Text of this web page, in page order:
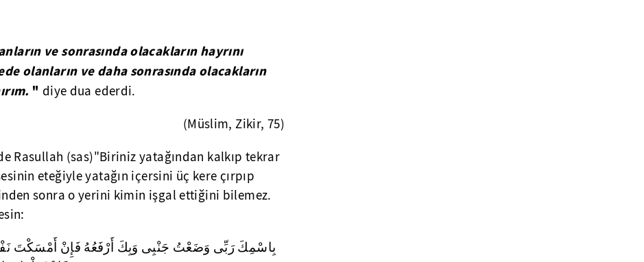
ve sonrasında olacakların hayrını
olanların ve daha sonrasında olacakların
" diye dua ederdi.
(Müslim, Zikir, 75)
Rasullah (sas)"Biriniz yatağından kalkıp tekrar
eteğiyle yatağın içersini üç kere çırpıp
sonra o yerini kimin işgal ettiğini bilemez.
بِاسْمِكَ رَبِّى وَضَعْتُ جَنْبِى وَبِكَ أَرْفَعُهُ فَإِنْ أَمْسَكْتَ